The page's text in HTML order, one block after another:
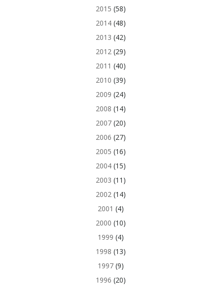
2015 (58)
2014(48)
2013 (42)
2012(29)
2011 (40)
2010 (39)
2009 (24)
2008 (14)
2007(20)
2006 (27)
2005 (16)
2004(15)
2003 (11)
2002(14)
2001 (4)
2000 (10)
1999 (4)
1998 (13)
1997(9)
1996 (20)